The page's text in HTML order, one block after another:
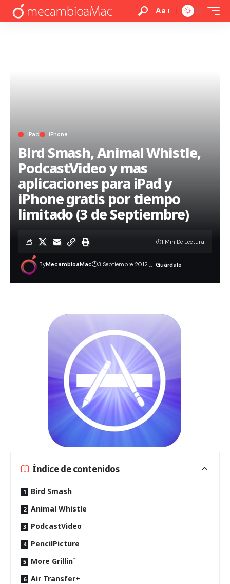
Aa
iPad iPhone
Bird Smash, Animal Whistle,
PodcastVideo y mas
aplicaciones para iPad y
iPhone gratis por tiempo
limitado (3 de Septiembre)
ByMecambioaMac 3 Septiembre 2012
1 Min De Lectura
Índice de contenidos
Bird Smash
Animal Whistle
PodcastVideo
PencilPicture
More Grillin´
Air Transfer+